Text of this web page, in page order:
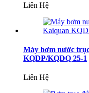
Liên Hệ
Máy bơm nước
KQDP/KQDQ 25-1
Liên Hệ